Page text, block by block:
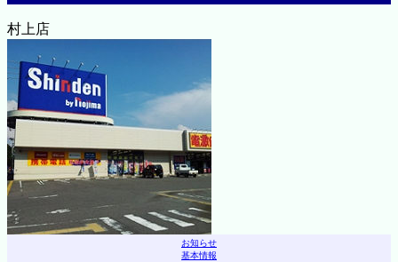
村上店
お知らせ
基本情報